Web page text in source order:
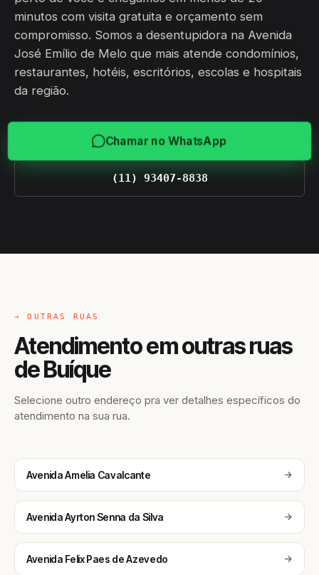
minutos com visita gratuita e orçamento sem
compromisso. Somos a desentupidora na Avenida
José Emílio de Melo que mais atende condomínios,
restaurantes, hotéis, escritórios, escolas e hospitais
da região.
Chamar no WhatsApp
(11) 93407-8838
→ OUTRAS RUAS
Atendimento em outras ruas
de Buíque
Selecione outro endereço pra ver detalhes específicos do
atendimento na sua rua.
Avenida Amelia Cavalcante
Avenida Ayrton Senna da Silva
Avenida Felix Paes de Azevedo